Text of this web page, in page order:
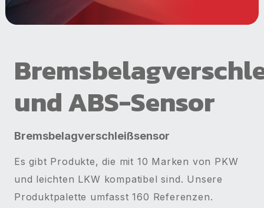
und ABS-Sensor
Bremsbelagverschleißsensor
Es gibt Produkte, die mit 10 Marken von PKW
und leichten LKW kompatibel sind. Unsere
Produktpalette umfasst 160 Referenzen.